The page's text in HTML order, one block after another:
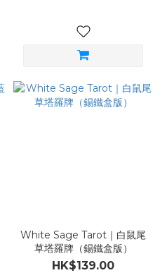
White Sage Tarot｜白鼠尾
草塔羅牌（錫鐵盒版）
HK$139.00